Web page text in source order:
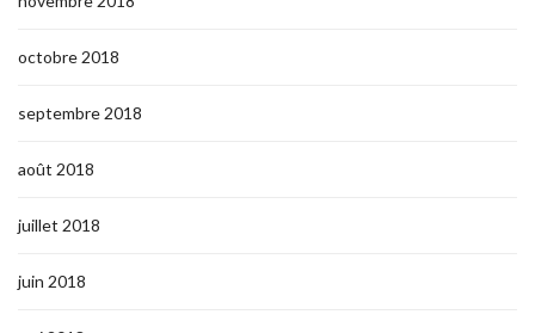
octobre 2018
septembre 2018
août 2018
juillet 2018
juin 2018